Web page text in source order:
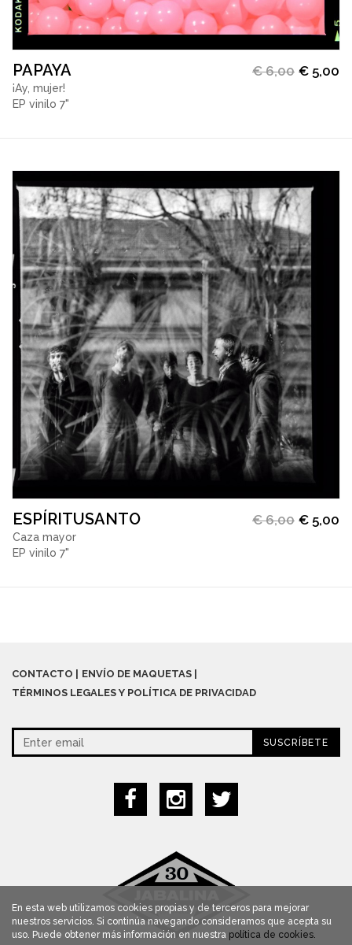
PAPAYA
¡Ay, mujer!
EP vinilo 7"
€6,00 € 5,00
ESPÍRITUSANTO
Caza mayor
EP vinilo 7"
€6,00 € 5,00
CONTACTO
ENVÍO DE MAQUETAS
TÉRMINOS LEGALES Y POLÍTICA DE PRIVACIDAD
SUSCRÍBETE
En esta web utilizamos cookies propias y de terceros para mejorar
nuestros servicios. Si continúa navegando consideramos que acepta su
uso. Puede obtener más información en nuestra política de cookies.